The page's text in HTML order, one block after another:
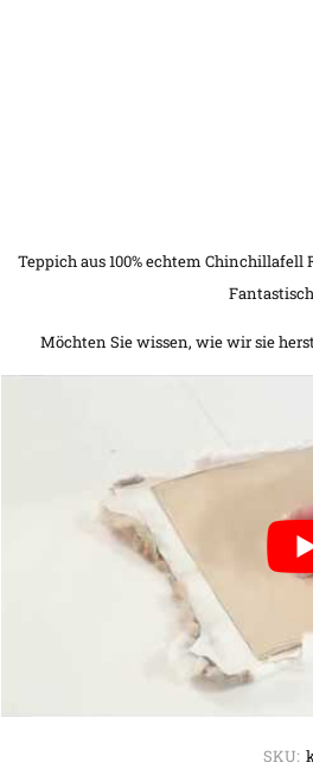
Teppich aus 100% echtem
Möchten Sie wissen, wie wir sie
SKU: